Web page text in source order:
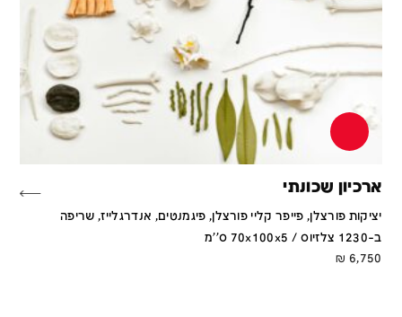
ארכיון שכונתי
יציקות פורצלן, פייפר קליי פורצלן, פיגמנטים, אנדרגלייז, שריפה
ב-1230 צלזיוס / 70x100x5 ס''מ
6,750
₪